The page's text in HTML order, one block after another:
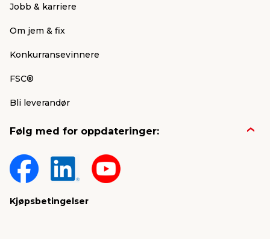
Jobb & karriere
Om jem & fix
Konkurransevinnere
FSC®
Bli leverandør
Følg med for oppdateringer:
Kjøpsbetingelser